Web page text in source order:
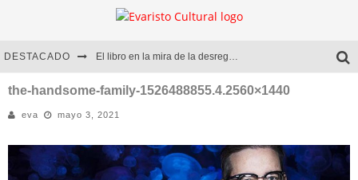
DESTACADO El libro en la mira de la desregulación
Marcelo Rubio | El llovedor
Diego Meret | Hotel Acapulco
Alejandra Correa | La nieve
the-handsome-family-1526488855.4.2560×1440
eva mayo 3, 2021